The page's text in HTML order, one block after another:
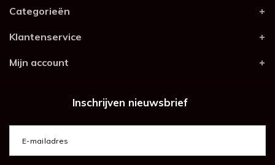
Categorieën
Klantenservice
Mijn account
Inschrijven nieuwsbrief